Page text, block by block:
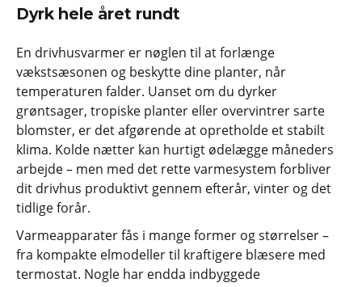
Dyrk hele året rundt
En drivhusvarmer er nøglen til at forlænge
vækstsæsonen og beskytte dine planter, når
temperaturen falder. Uanset om du dyrker
grøntsager, tropiske planter eller overvintrer sarte
blomster, er det afgørende at opretholde et stabilt
klima. Kolde nætter kan hurtigt ødelægge måneders
arbejde – men med det rette varmesystem forbliver
dit drivhus produktivt gennem efterår, vinter og det
tidlige forår.
Varmeapparater fås i mange former og størrelser –
fra kompakte elmodeller til kraftigere blæsere med
termostat. Nogle har endda indbyggede